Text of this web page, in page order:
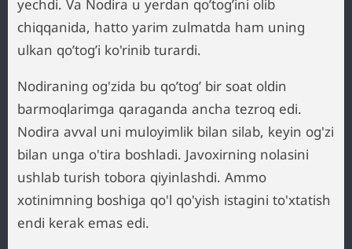
yechdi. Va Nodira u yerdan qo’tog’ini olib
chiqqanida, hatto yarim zulmatda ham uning
ulkan qo’tog’i ko'rinib turardi.
Nodiraning og'zida bu qo’tog’ bir soat oldin
barmoqlarimga qaraganda ancha tezroq edi.
Nodira avval uni muloyimlik bilan silab, keyin og'zi
bilan unga o'tira boshladi. Javoxirning nolasini
ushlab turish tobora qiyinlashdi. Ammo
xotinimning boshiga qo'l qo'yish istagini to'xtatish
endi kerak emas edi.